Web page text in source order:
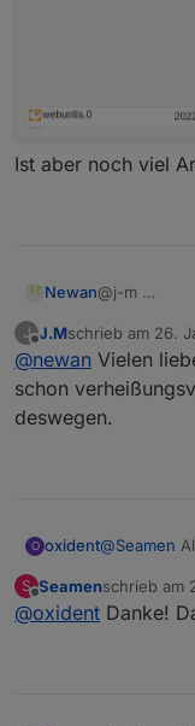
Ist aber noch viel
Newan@j-m
Ist aber
J J.Mschrieb am 26.
zuletzt editiert
@newan Vielen
schon
deswegen.
O oxident@Seamen
S
Offline
Seamenschrieb am
zuletzt
@oxident Danke!